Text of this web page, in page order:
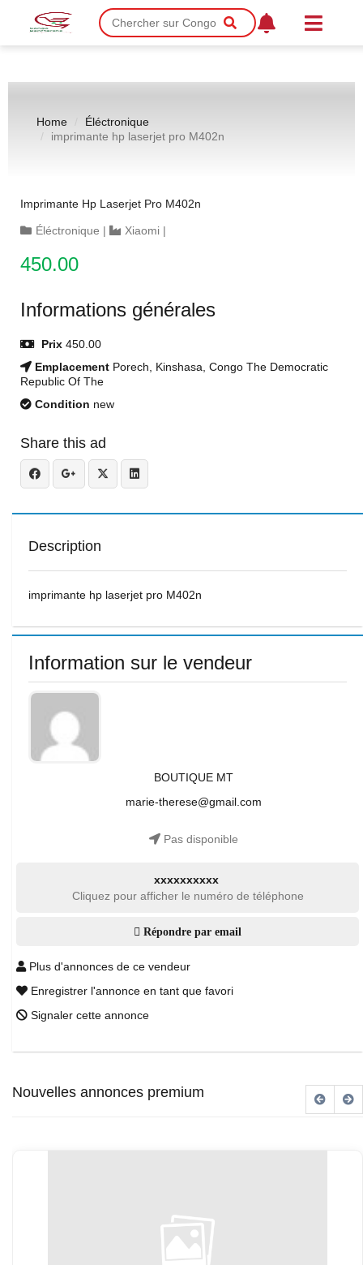
Home
Éléctronique
imprimante hp laserjet pro M402n
Imprimante Hp Laserjet Pro M402n
Éléctronique | Xiaomi |
450.00
Informations générales
Prix 450.00
Emplacement Porech, Kinshasa, Congo The Democratic
Republic Of The
Condition new
Share this ad
Description
imprimante hp laserjet pro M402n
Information sur le vendeur
BOUTIQUE MT
marie-therese@gmail.com
Pas disponible
xxxxxxxxxx
Cliquez pour afficher le numéro de téléphone
Répondre par email
Plus d'annonces de ce vendeur
Enregistrer l'annonce en tant que favori
Signaler cette annonce
Nouvelles annonces premium